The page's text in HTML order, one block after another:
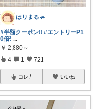
はりまる🦔
#半額クーポン!! #エントリーP1
0倍! ...
￥ 2,880～
4 1 721
コレ いいね